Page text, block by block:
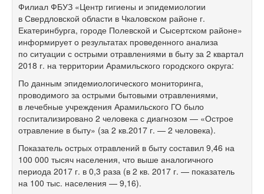
Филиал ФБУЗ «Центр гигиены и эпидемиологии
в Свердловской области в Чкаловском районе г.
Екатеринбурга, городе Полевской и Сысертском районе»
информирует о результатах проведенного анализа
по ситуации с острыми отравлениями в быту за 2 квартал
2018 г. на территории Арамильского городского округа:
По данным эпидемиологического мониторинга,
проводимого за острыми бытовыми отравлениями,
в лечебные учреждения Арамильского ГО было
госпитализировано 2 человека с диагнозом — «Острое
отравление в быту» (за 2 кв.2017 г. — 2 человека).
Показатель острых отравлений в быту составил 9,46 на
100 000 тысяч населения, что выше аналогичного
периода 2017 г. в 0,3 раза (в 2 кв. 2017 г. — показатель
на 100 тыс. населения — 9,16).